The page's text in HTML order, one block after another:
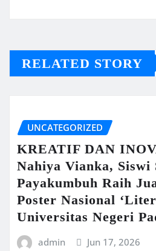
RELATED STORY
UNCATEGORIZED
KREATIF DAN
Nahiya Vianka, Siswi
Payakumbuh Raih
Poster Nasional
Universitas Negeri
admin Jun 17, 2026